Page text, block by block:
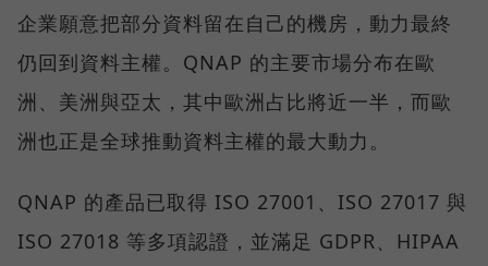
企業願意把部分資料留在自己的機房，動力最終
仍回到資料主權。QNAP 的主要市場分布在歐
洲、美洲與亞太，其中歐洲占比將近一半，而歐
洲也正是全球推動資料主權的最大動力。
QNAP 的產品已取得 ISO 27001、ISO 27017 與
ISO 27018 等多項認證，並滿足 GDPR、HIPAA